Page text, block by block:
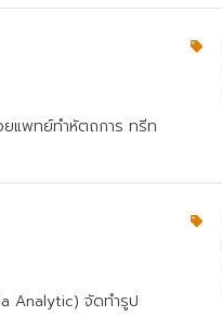
ยแพทย์ทำหัตถการ ทรีท
Analytic) จัดทำรูป